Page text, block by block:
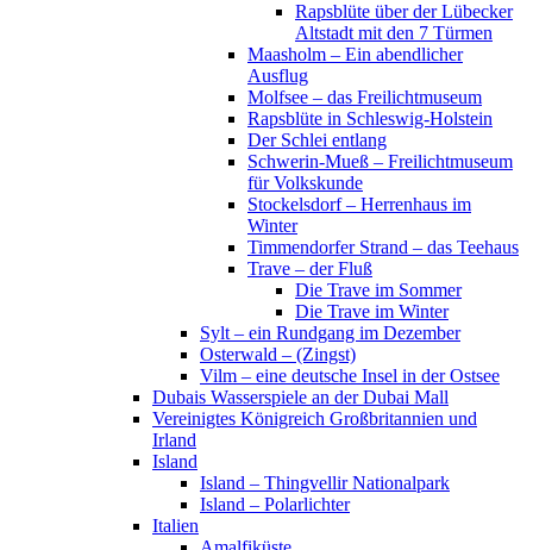
Rapsblüte über der Lübecker
Altstadt mit den 7 Türmen
Maasholm – Ein abendlicher
Ausflug
Molfsee – das Freilichtmuseum
Rapsblüte in Schleswig-Holstein
Der Schlei entlang
Schwerin-Mueß – Freilichtmuseum
für Volkskunde
Stockelsdorf – Herrenhaus im
Winter
Timmendorfer Strand – das Teehaus
Trave – der Fluß
Die Trave im Sommer
Die Trave im Winter
Sylt – ein Rundgang im Dezember
Osterwald – (Zingst)
Vilm – eine deutsche Insel in der Ostsee
Dubais Wasserspiele an der Dubai Mall
Vereinigtes Königreich Großbritannien und
Irland
Island
Island – Thingvellir Nationalpark
Island – Polarlichter
Italien